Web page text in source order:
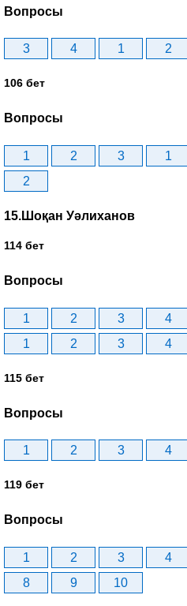
Вопросы
3 4 1 2
106 бет
Вопросы
1 2 3 1
2
15.Шоқан Уәлиханов
114 бет
Вопросы
1 2 3 4
1
2 3 4
115 бет
Вопросы
1 2 3 4
119 бет
Вопросы
1 2 3 4
8
9 10